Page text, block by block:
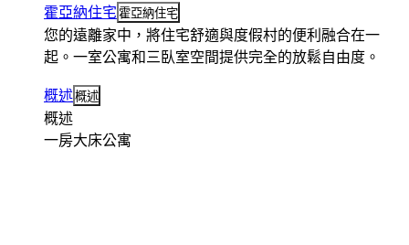
霍亞納住宅 霍亞納住宅
您的遠離家中，將住宅舒適與度假村的便利融合在一
起。一室公寓和三臥室空間提供完全的放鬆自由度。
概述概述
概述
一房大床公寓